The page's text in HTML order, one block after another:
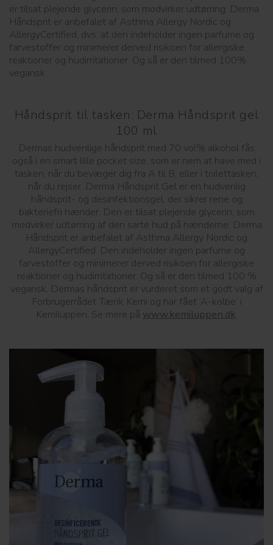
er tilsat plejende glycerin, som modvirker udtørring. Derma
Håndsprit er anbefalet af Asthma Allergy Nordic og
AllergyCertified, dvs. at den indeholder ingen parfume og
farvestoffer og minimerer derved risikoen for allergiske
reaktioner og hudirritationer. Og så er den tilmed 100%
vegansk.
Håndsprit til tasken: Derma Håndsprit gel
100 ml
Dermas hudvenlige håndsprit med 70 vol% alkohol fås
også i en smart lille pocket size, som er nem at have med i
tasken, når du bevæger dig fra A til B, eller i toilettasken,
når du rejser. Derma Håndsprit Gel er en hudvenlig
håndsprit- og desinfektionsgel, der sikrer rene og
bakteriefri hænder. Den er tilsat plejende glycerin, som
modvirker udtørring af den sarte hud på hænderne. Derma
Håndsprit er anbefalet af Asthma Allergy Nordic og
AllergyCertified. Den indeholder ingen parfume og
farvestoffer og minimerer derved risikoen for allergiske
reaktioner og hudirritationer. Og så er den tilmed 100 %
vegansk. Dermas håndsprit er vurderet som et godt valg af
Forbrugerrådet Tænk Kemi og har fået ’A-kolbe’ i
Kemiluppen. Se mere på www.kemiluppen.dk